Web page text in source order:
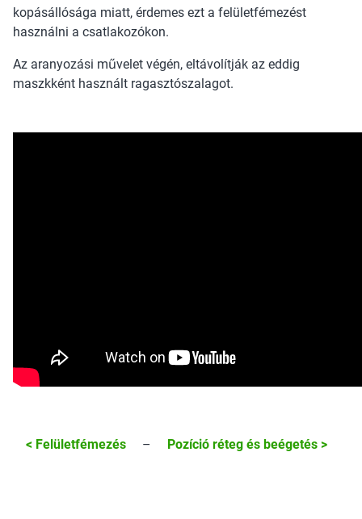
kopásállósága miatt, érdemes ezt a felületfémezést
használni a csatlakozókon.
Az aranyozási művelet végén, eltávolítják az eddig
maszkként használt ragasztószalagot.
< Felületfémezés – Pozíció réteg és beégetés >